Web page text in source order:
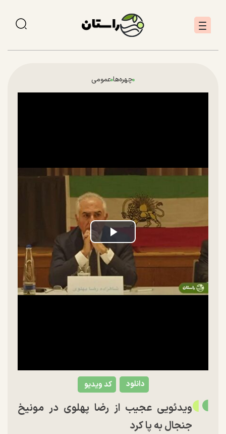
چهره‌هاعمومی
Play
Video
کد ویدیو دانلود
ویدئویی عجیب از رضا پهلوی در مونیخ
جنجال به پا کرد